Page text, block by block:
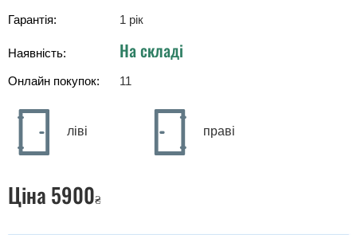
Гарантія:
1 рік
Наявність: На складі
Онлайн покупок: 11
ліві праві
Ціна 5900₴